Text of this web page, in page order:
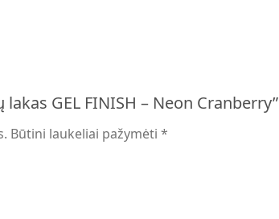
GEL FINISH – Neon Cranberry”
Būtini laukeliai pažymėti*